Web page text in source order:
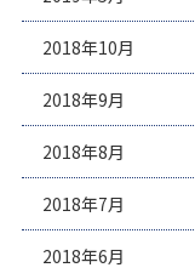
2018年10月
2018年9月
2018年8月
2018年7月
2018年6月